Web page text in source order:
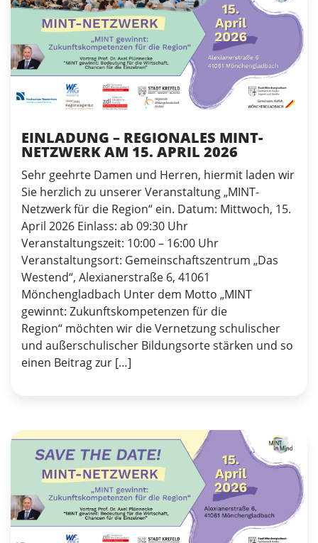
EINLADUNG – REGIONALES MINT-
NETZWERK AM 15. APRIL 2026
Sehr geehrte Damen und Herren, hiermit laden wir
Sie herzlich zu unserer Veranstaltung „MINT-
Netzwerk für die Region“ ein. Datum: Mittwoch, 15.
April 2026 Einlass: ab 09:30 Uhr
Veranstaltungszeit: 10:00 – 16:00 Uhr
Veranstaltungsort: Gemeinschaftszentrum „Das
Westend“, Alexianerstraße 6, 41061
Mönchengladbach Unter dem Motto „MINT
gewinnt: Zukunftskompetenzen für die
Region“ möchten wir die Vernetzung schulischer
und außerschulischer Bildungsorte stärken und so
einen Beitrag zur […]